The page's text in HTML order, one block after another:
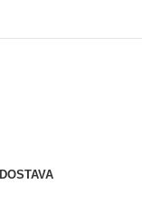
DOSTAVA